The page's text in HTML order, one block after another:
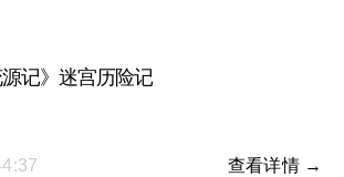
记》迷宫历险记
查看详情 →